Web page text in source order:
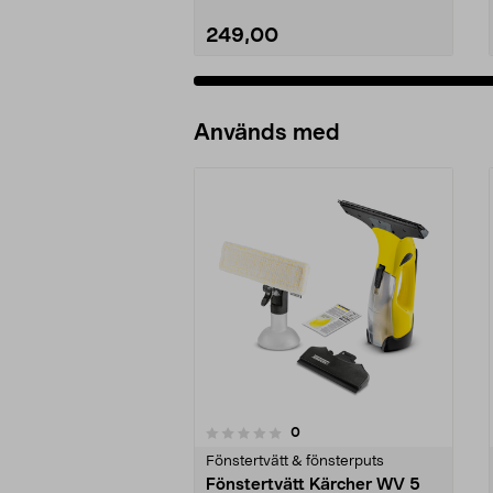
249,00
Används med
0recensioner
Fönstertvätt & fönsterputs
Fönstertvätt Kärcher WV 5
0.0 av 5 stjärnor